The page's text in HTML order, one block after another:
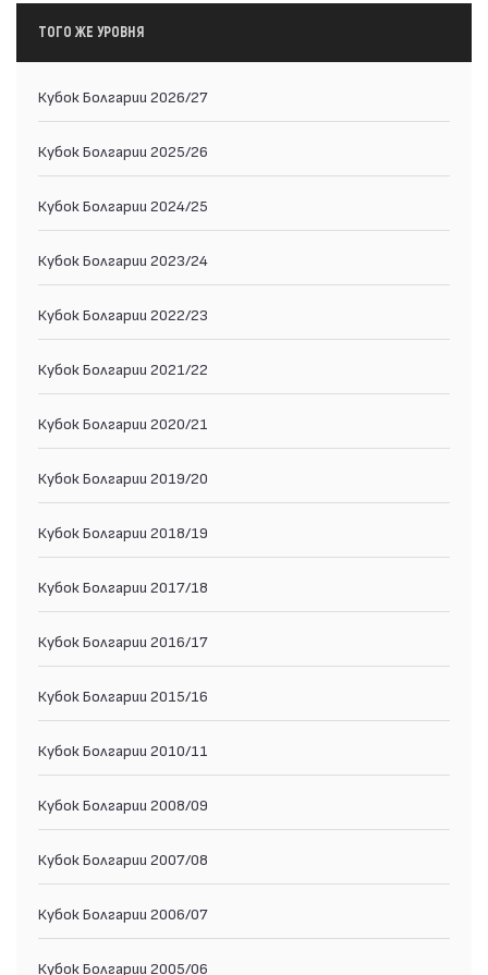
ТОГО ЖЕ УРОВНЯ
Кубок Болгарии 2026/27
Кубок Болгарии 2025/26
Кубок Болгарии 2024/25
Кубок Болгарии 2023/24
Кубок Болгарии 2022/23
Кубок Болгарии 2021/22
Кубок Болгарии 2020/21
Кубок Болгарии 2019/20
Кубок Болгарии 2018/19
Кубок Болгарии 2017/18
Кубок Болгарии 2016/17
Кубок Болгарии 2015/16
Кубок Болгарии 2010/11
Кубок Болгарии 2008/09
Кубок Болгарии 2007/08
Кубок Болгарии 2006/07
Кубок Болгарии 2005/06